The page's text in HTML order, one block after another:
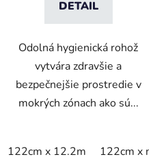
DETAIL
Odolná hygienická rohož
vytvára zdravšie a
bezpečnejšie prostredie v
mokrých zónach ako sú...
122cm x 12.2m 122cm x m